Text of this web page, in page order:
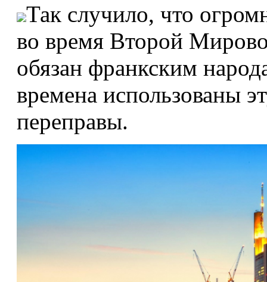
Так случило, что
во время Второй
обязан франкским
времена использованы
переправы.